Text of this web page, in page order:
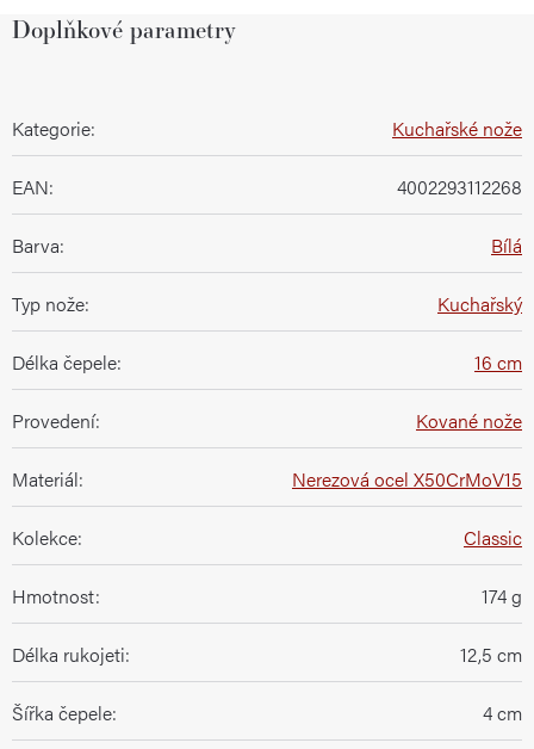
Doplňkové parametry
Kategorie: Kuchařské nože
EAN: 4002293112268
Barva: Bílá
Typ nože: Kuchařský
Délka čepele: 16 cm
Provedení: Kované nože
Materiál: Nerezová ocel X50CrMoV15
Kolekce: Classic
Hmotnost: 174 g
Délka rukojeti: 12,5 cm
Šířka čepele: 4 cm